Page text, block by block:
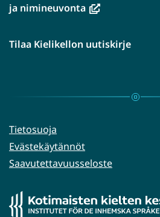
ja nimineuvonta(avautuu
ikkunaan,
palveluun)
Tilaa Kielikellon uutiskirje
Tietosuoja
Evästekäytännöt
Saavutettavuusseloste